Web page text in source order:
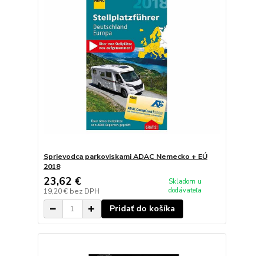
Sprievodca parkoviskami ADAC Nemecko + EÚ
2018
23,62 €
19,20 € bez DPH
Skladom u
dodávateľa
Pridať do košíka